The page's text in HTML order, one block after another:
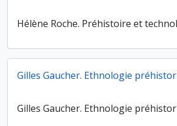
Hélène Roche. Préhistoire et
Gilles Gaucher. Ethnologie
Gilles Gaucher. Ethnologie